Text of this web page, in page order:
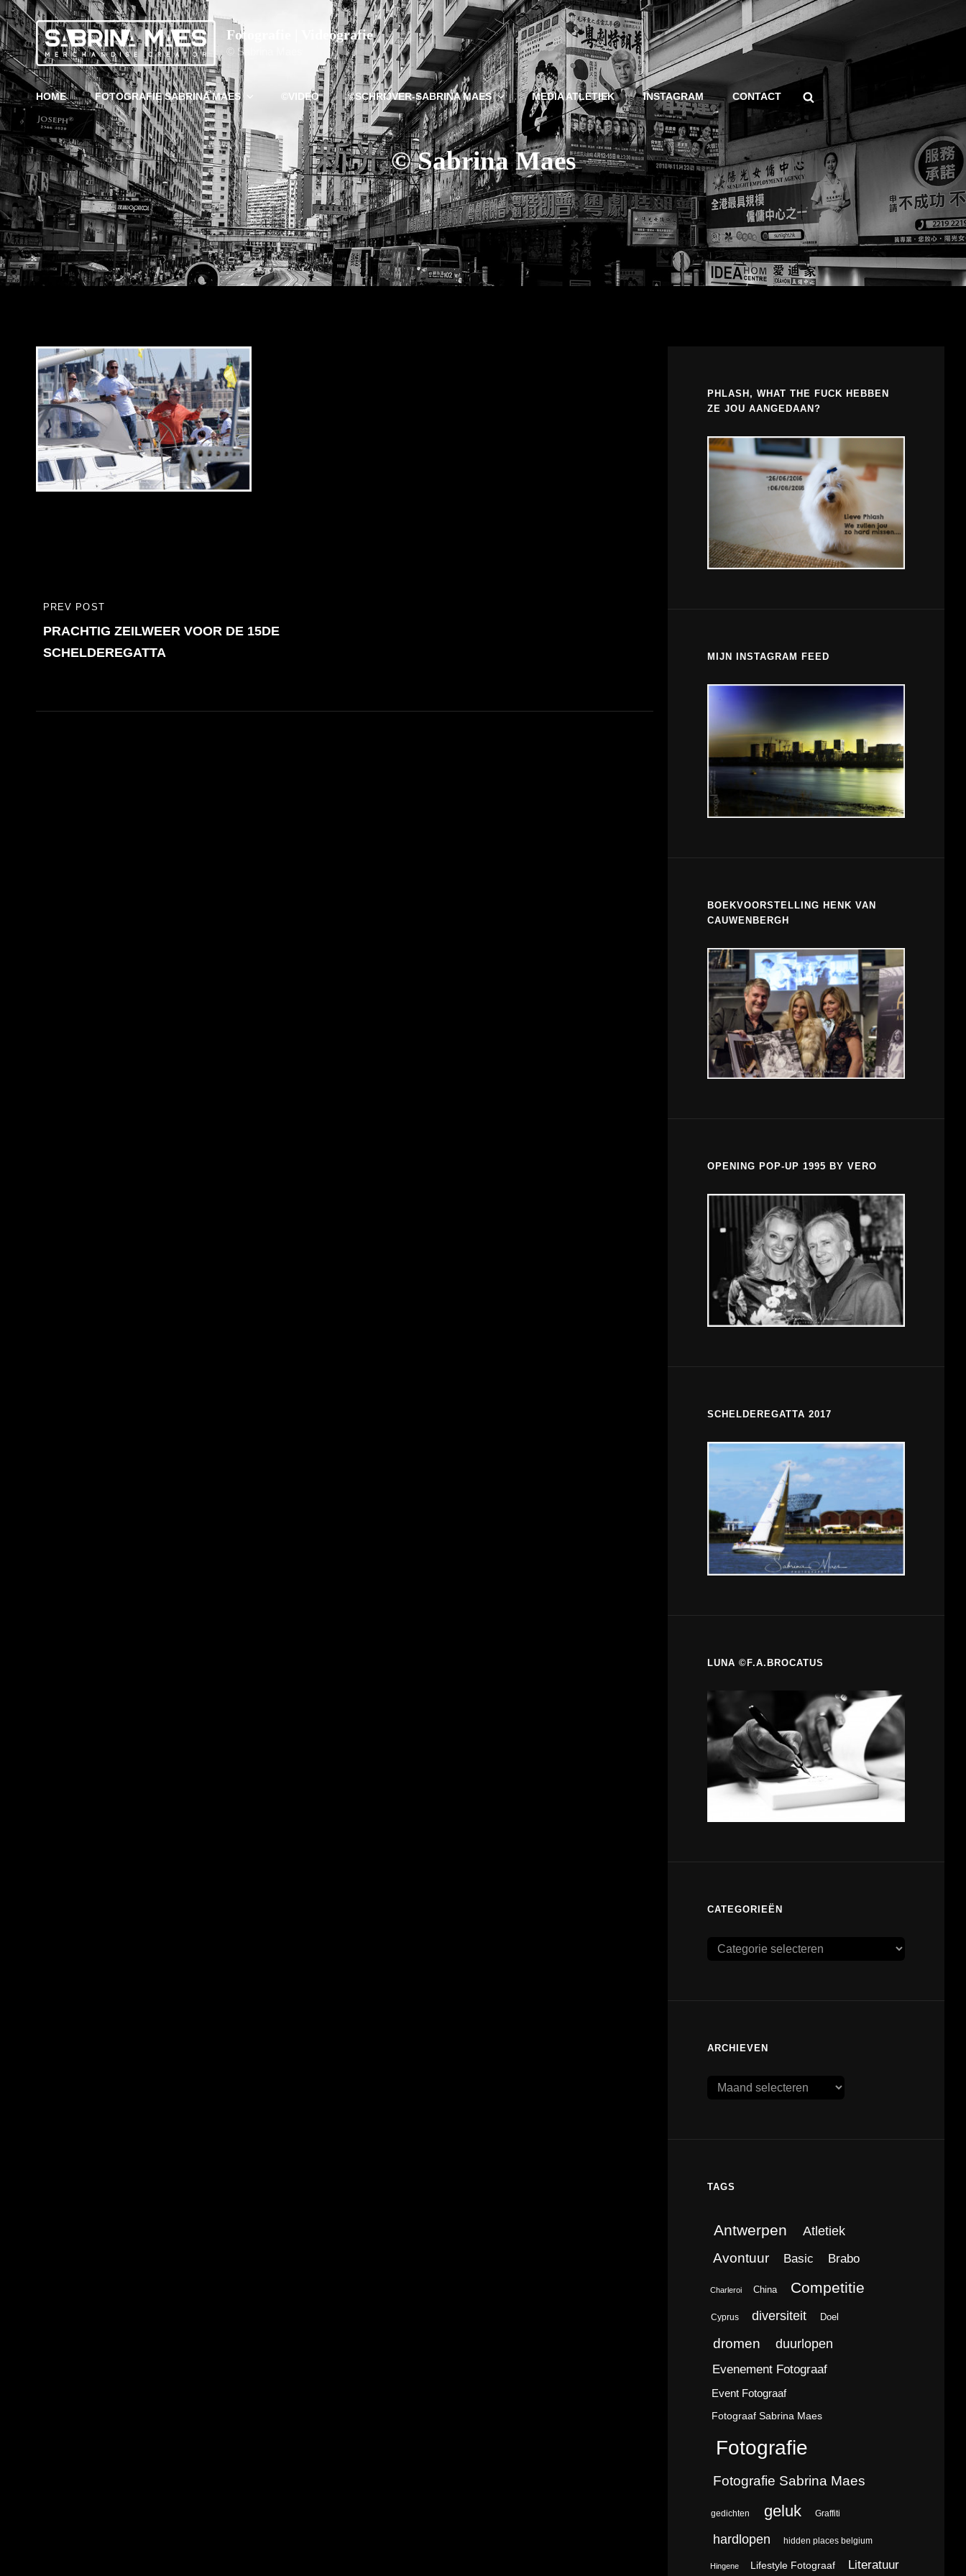
Fotografie | Videografie
© Sabrina Maes
HOME FOTOGRAFIE SABRINA MAES ©VIDEO ©SCHRIJVER-SABRINA MAES MEDIA ATLETIEK INSTAGRAM CONTACT Search
© Sabrina Maes
Bericht
navigatie
PREVIOUS
POST
PREV POST
PRACHTIG ZEILWEER VOOR DE 15DE
SCHELDEREGATTA
PHLASH, WHAT THE FUCK HEBBEN
ZE JOU AANGEDAAN?
MIJN INSTAGRAM FEED
BOEKVOORSTELLING HENK VAN
CAUWENBERGH
OPENING POP-UP 1995 BY VERO
SCHELDEREGATTA 2017
LUNA ©F.A.BROCATUS
CATEGORIEËN
Categorieën
ARCHIEVEN
Archieven
TAGS
Antwerpen Atletiek
Avontuur Basic Brabo
Charleroi China Competitie
Cyprus diversiteit Doel
dromen duurlopen
Evenement Fotograaf
Event Fotograaf
Fotograaf Sabrina Maes
Fotografie
Fotografie Sabrina Maes
gedichten geluk Graffiti
hardlopen hidden places belgium
Hingene Lifestyle Fotograaf Literatuur